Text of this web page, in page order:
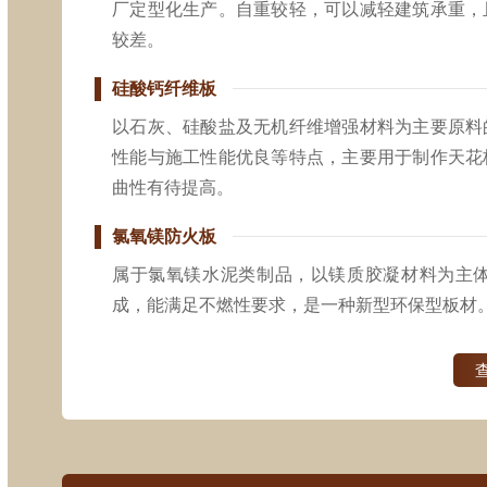
厂定型化生产。自重较轻，可以减轻建筑承重
较差。
硅酸钙纤维板
以石灰、硅酸盐及无机纤维增强材料为主要原
性能与施工性能优良等特点，主要用于制作天
曲性有待提高。
氯氧镁防火板
属于氯氧镁水泥类制品，以镁质胶凝材料为主
成，能满足不燃性要求，是一种新型环保型板材